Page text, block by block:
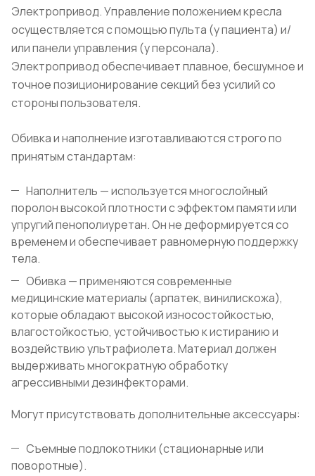
Электропривод. Управление положением кресла
осуществляется с помощью пульта (у пациента) и/
или панели управления (у персонала).
Электропривод обеспечивает плавное, бесшумное и
точное позиционирование секций без усилий со
стороны пользователя.
Обивка и наполнение изготавливаются строго по
принятым стандартам:
Наполнитель — используется многослойный
поролон высокой плотности с эффектом памяти или
упругий пенополиуретан. Он не деформируется со
временем и обеспечивает равномерную поддержку
тела.
Обивка — применяются современные
медицинские материалы (арпатек, винилискожа),
которые обладают высокой износостойкостью,
влагостойкостью, устойчивостью к истиранию и
воздействию ультрафиолета. Материал должен
выдерживать многократную обработку
агрессивными дезинфекторами.
Могут присутствовать дополнительные аксессуары:
Съемные подлокотники (стационарные или
поворотные).